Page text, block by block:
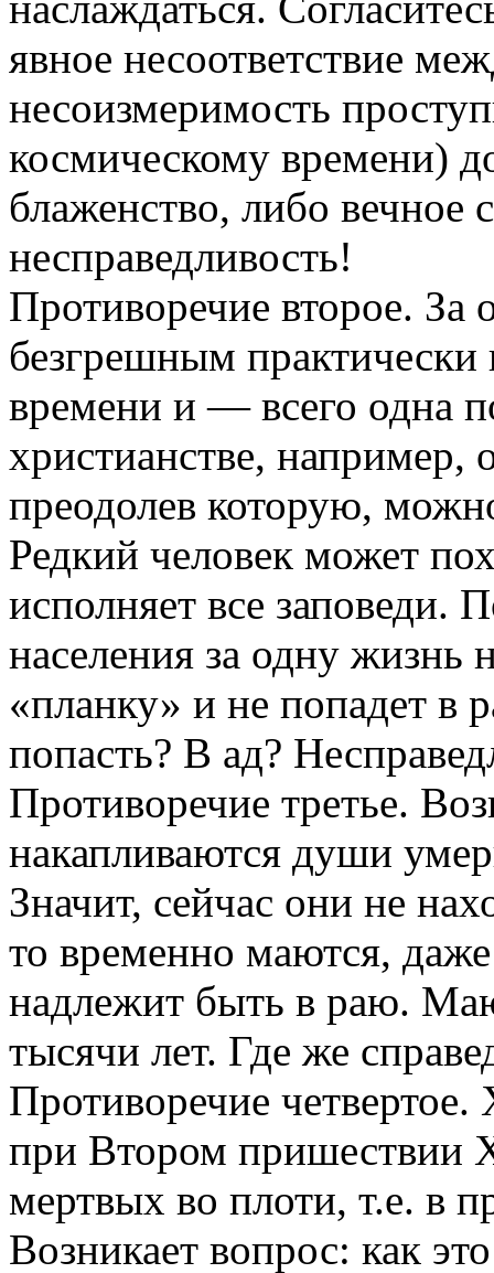
явное несоответствие
несоизмеримость
космическому времени)
блаженство, либо вечное
несправедливость!
Противоречие второе. За
безгрешным
времени и — всего одна
христианстве, например,
преодолев которую,
Редкий человек может
исполняет все заповеди.
населения за одну жизнь
«планку» и не попадет в
попасть? В ад?
Противоречие третье.
накапливаются души
Значит, сейчас они не
то временно маются,
надлежит быть в раю.
тысячи лет. Где же
Противоречие четвертое.
при Втором пришествии
мертвых во плоти, т.е. в
Возникает вопрос: как